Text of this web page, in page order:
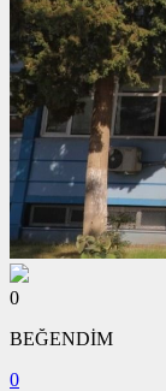
0
BEĞENDİM
0